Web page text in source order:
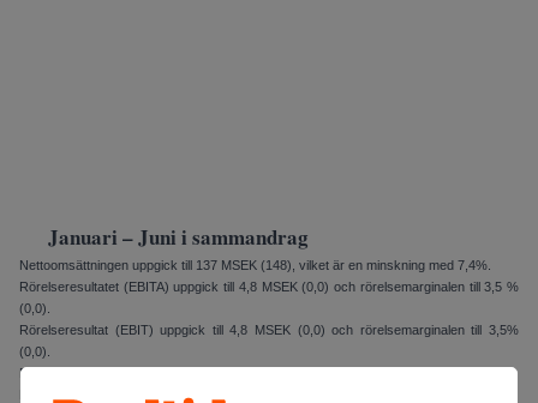
Januari – Juni i sammandrag
Nettoomsättningen uppgick till 137 MSEK (148), vilket är en minskning med 7,4%.
Rörelseresultatet (EBITA) upp­gick till 4,8 MSEK (0,0) och rörelse­marginalen till 3,5 %
(0,0).
Rörelseresultat (EBIT) uppgick till 4,8 MSEK (0,0) och rörelsemarginalen till 3,5%
(0,0).
Periodens resultat uppgick till 4,3 MSEK (-1,4).
Resultatet per aktie uppgick till 0,17 SEK (-0,05).